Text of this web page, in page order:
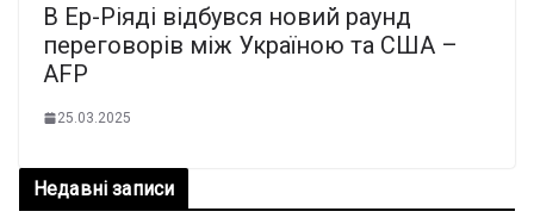
В Ер-Ріяді відбувся новий раунд
переговорів між Україною та США –
AFP
25.03.2025
Недавні записи